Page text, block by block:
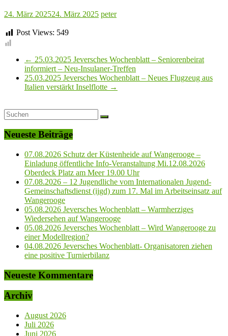
24. März 202524. März 2025 peter
Post Views: 549
← 25.03.2025 Jeversches Wochenblatt – Seniorenbeirat
informiert – Neu-Insulaner-Treffen
25.03.2025 Jeversches Wochenblatt – Neues Flugzeug aus
Italien verstärkt Inselflotte →
Neueste Beiträge
07.08.2026 Schutz der Küstenheide auf Wangerooge –
Einladung öffentliche Info-Veranstaltung Mi.12.08.2026
Oberdeck Platz am Meer 19.00 Uhr
07.08.2026 – 12 Jugendliche vom Internationalen Jugend-
Gemeinschaftsdienst (ijgd) zum 17. Mal im Arbeitseinsatz auf
Wangerooge
05.08.2026 Jeversches Wochenblatt – Warmherziges
Wiedersehen auf Wangerooge
05.08.2026 Jeversches Wochenblatt – Wird Wangerooge zu
einer Modellregion?
04.08.2026 Jeversches Wochenblatt- Organisatoren ziehen
eine positive Turnierbilanz
Neueste Kommentare
Archiv
August 2026
Juli 2026
Juni 2026